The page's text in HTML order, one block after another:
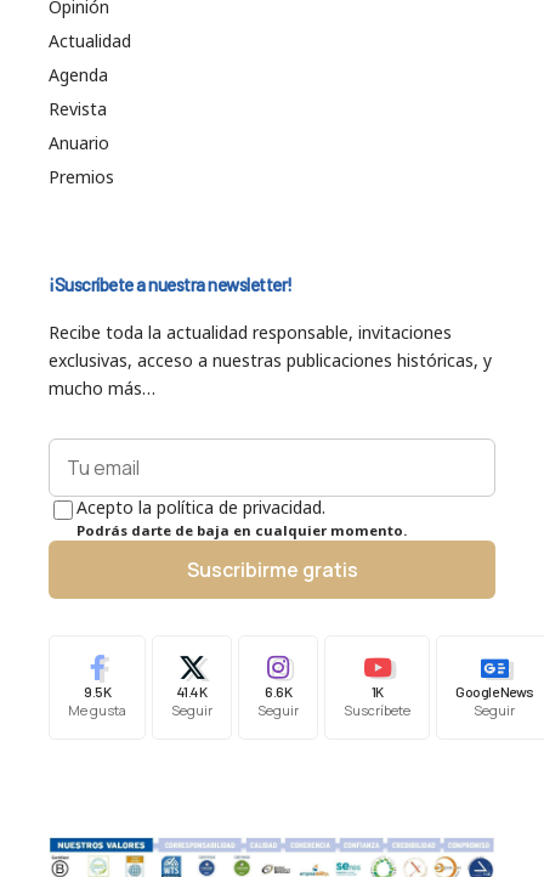
Opinión
Actualidad
Agenda
Revista
Anuario
Premios
¡Suscríbete a nuestra newsletter!
Recibe toda la actualidad responsable, invitaciones
exclusivas, acceso a nuestras publicaciones históricas, y
mucho más…
Acepto la política de privacidad.
Podrás darte de baja en cualquier momento.
Suscribirme gratis
9.5K
Me gusta
41.4K
Seguir
6.6K
Seguir
1K
Suscríbete
Google News
Seguir